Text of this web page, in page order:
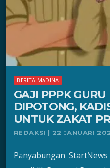
BERITA MADINA
GAJI PPPK
DIPOTONG,
UNTUK ZAKAT
REDAKSI | 22 JANUARI
Panyabungan,